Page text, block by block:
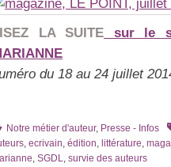
LA SUITE sur le
du 18 au 24 juillet
Notre métier d'auteur, Presse - Infos
, ecrivain, édition, littérature,
, SGDL, survie des auteurs